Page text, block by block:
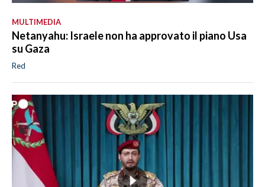
MULTIMEDIA
Netanyahu: Israele non ha approvato il piano Usa
su Gaza
Red